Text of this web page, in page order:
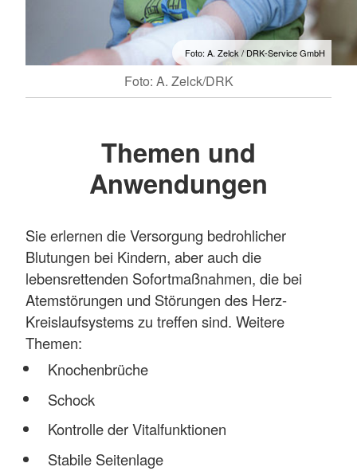
Foto: A. Zelck / DRK-Service GmbH
Foto: A. Zelck/DRK
Themen und
Anwendungen
Sie erlernen die Versorgung bedrohlicher
Blutungen bei Kindern, aber auch die
lebensrettenden Sofortmaßnahmen, die bei
Atemstörungen und Störungen des Herz-
Kreislaufsystems zu treffen sind. Weitere
Themen:
Knochenbrüche
Schock
Kontrolle der Vitalfunktionen
Stabile Seitenlage